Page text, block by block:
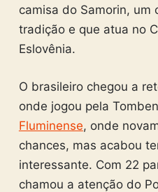
camisa do Samorin, um
tradição e que atua no
Eslovênia.
O brasileiro chegou a
onde jogou pela
Fluminense, onde
chances, mas acabou
interessante. Com 22
chamou a atenção do